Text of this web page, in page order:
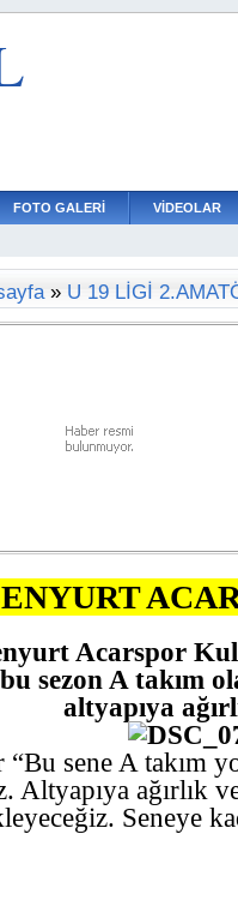
FOTO GALERİ VİDEOLAR
» U 19 LİGİ
Acarspor
bu sezon A takım
altyapıya
“Bu sene A takım
Altyapıya ağırlık
Seneye